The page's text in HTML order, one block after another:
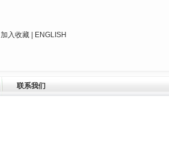
加入收藏 | ENGLISH
联系我们